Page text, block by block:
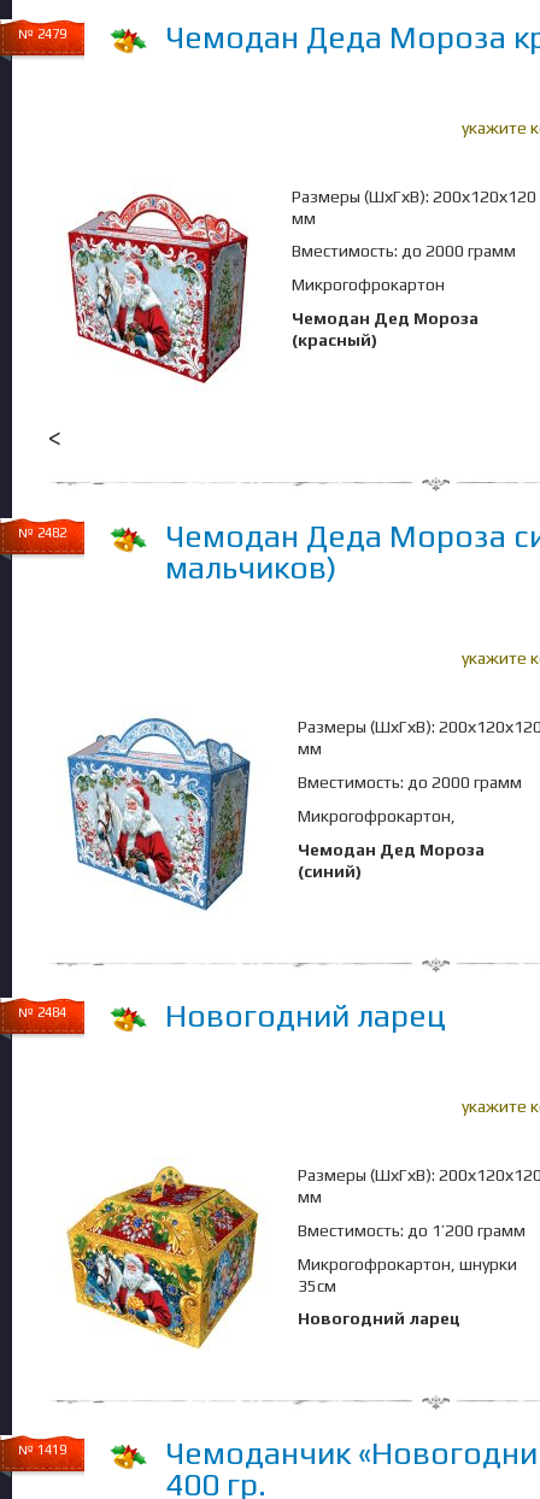
№ 2479 Чемодан Деда Мороза
укажите
Размеры (ШхГхВ): 200х120х120
мм
Вместимость: до 2000 грамм
Микрогофрокартон
Чемодан Дед Мороза
(красный)
<
№ 2482
Чемодан Деда Мороза
мальчиков)
укажите
Размеры (ШхГхВ):
мм
Вместимость: до 2000 грамм
Микрогофрокартон,
Чемодан Дед Мороза
(синий)
№ 2484 Новогодний ларец
укажите
Размеры (ШхГхВ):
мм
Вместимость: до 1’200 грамм
Микрогофрокартон, шнурки
35см
Новогодний ларец
№ 1419
Чемоданчик
400 гр.